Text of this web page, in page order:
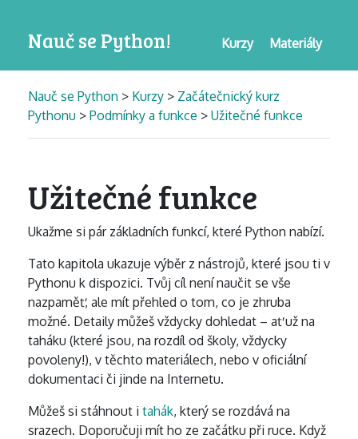
Nauč se Python! Materiály
Kurzy
Nauč se Python > Kurzy > Začátečnický kurz
Pythonu > Podmínky a funkce > Užitečné funkce
Užitečné funkce
Ukažme si pár základních funkcí, které Python nabízí.
Tato kapitola ukazuje výběr z nástrojů, které jsou ti v
Pythonu k dispozici. Tvůj cíl není naučit se vše
nazpaměť, ale mít přehled o tom, co je zhruba
možné. Detaily můžeš vždycky dohledat – ať už na
taháku (které jsou, na rozdíl od školy, vždycky
povoleny!), v těchto materiálech, nebo v oficiální
dokumentaci či jinde na Internetu.
Můžeš si stáhnout i tahák, který se rozdává na
srazech. Doporučuji mít ho ze začátku při ruce. Když